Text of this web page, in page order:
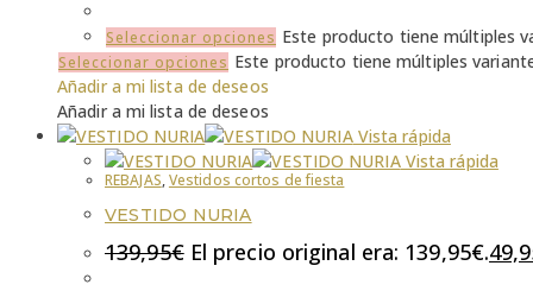
Seleccionar opciones Este producto tiene múltiples
Seleccionar opciones Este producto tiene múltiples
Añadir a mi lista de deseos
Añadir a mi lista de deseos
Vista rápida
Vista rápida
REBAJAS,Vestidos cortos de fiesta
VESTIDO NURIA
139,95€ El precio original era: 139,95€.